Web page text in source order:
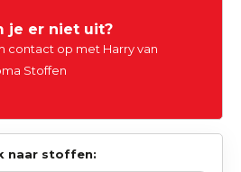
je er niet uit?
contact op met Harry van
Stoffen
naar stoffen: